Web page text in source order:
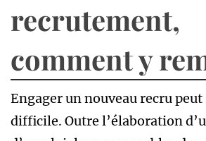
recrutement,
comment y
Engager un nouveau recru
difficile. Outre l’élaboration